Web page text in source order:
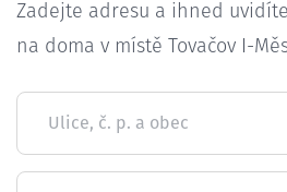
Zadejte adresu a ihned
na doma v místě Tovačov I-
Ulice, č. p. a obec